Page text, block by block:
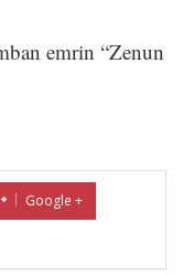
emrin “Zenun
Google +